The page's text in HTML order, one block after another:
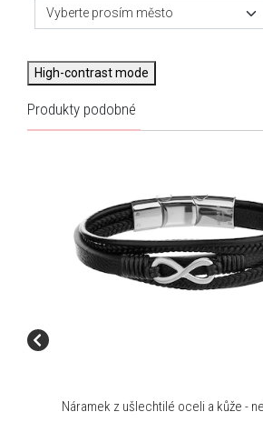
Vyberte prosím město
High-contrast mode
Produkty podobné
Náramek z ušlechtilé oceli a kůže -